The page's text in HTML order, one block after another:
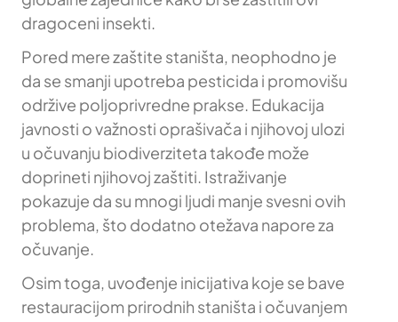
dragoceni insekti.
Pored mere zaštite staništa, neophodno je
da se smanji upotreba pesticida i promovišu
održive poljoprivredne prakse. Edukacija
javnosti o važnosti oprašivača i njihovoj ulozi
u očuvanju biodiverziteta takođe može
doprineti njihovoj zaštiti. Istraživanje
pokazuje da su mnogi ljudi manje svesni ovih
problema, što dodatno otežava napore za
očuvanje.
Osim toga, uvođenje inicijativa koje se bave
restauracijom prirodnih staništa i očuvanjem